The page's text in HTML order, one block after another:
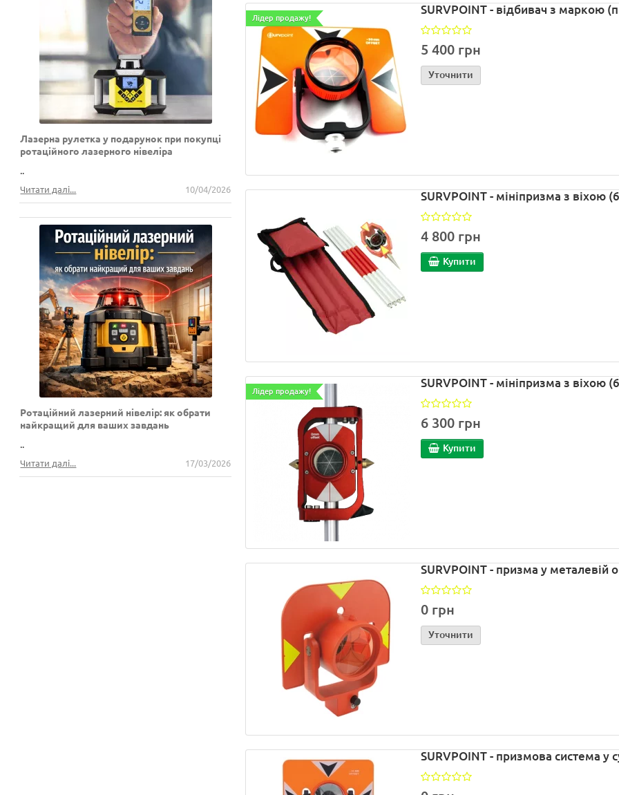
Лазерна рулетка у подарунок при покупці
ротаційного лазерного нівеліра
..
Читати далі... 10/04/2026
Ротаційний лазерний нівелір: як обрати
найкращий для ваших завдань
..
Читати далі... 17/03/2026
Лідер продажу!
SURVPOINT - відбивач з маркою
5 400 грн
Уточнити
SURVPOINT - мініпризма з віхою
4 800 грн
Купити
Лідер продажу!
SURVPOINT - мініпризма з віхою
6 300 грн
Купити
SURVPOINT - призма у металевій
0 грн
Уточнити
SURVPOINT - призмова система у